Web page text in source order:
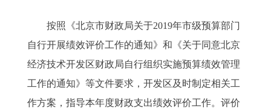
按照《北京市财政局关于2019年市级预算部门
自行开展绩效评价工作的通知》和《关于同意北京
经济技术开发区财政局自行组织实施预算绩效管理
工作的通知》等文件要求，开发区及时制定相关工
作方案，指导本年度财政支出绩效评价工作。评价